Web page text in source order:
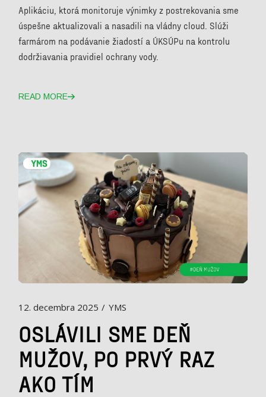
Aplikáciu, ktorá monitoruje výnimky z postrekovania sme
úspešne aktualizovali a nasadili na vládny cloud. Slúži
farmárom na podávanie žiadostí a ÚKSÚPu na kontrolu
dodržiavania pravidiel ochrany vody.
READ MORE
12. decembra 2025 YMS
OSLÁVILI SME DEŇ
MUŽOV, PO PRVÝ RAZ
AKO TÍM